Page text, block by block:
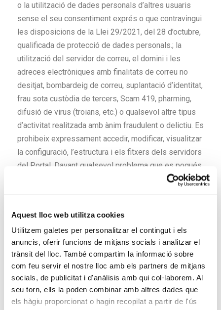
Aquest lloc web utilitza cookies
Utilitzem galetes per personalitzar el contingut i els
anuncis, oferir funcions de mitjans socials i analitzar el
trànsit del lloc. També compartim la informació sobre
com feu servir el nostre lloc amb els partners de mitjans
socials, de publicitat i d'anàlisis amb qui col·laborem. Al
seu torn, ells la poden combinar amb altres dades que
els hàgiu proporcionat o hagin recopilat a partir de l'ús
o la utilització de dades personals d’altres usuaris
sense el seu consentiment exprés o que contravingui
les disposicions de la Llei 29/2021, del 28 d’octubre,
qualificada de protecció de dades personals.; la
utilització del servidor de correu, el domini i les
adreces electròniques amb finalitats de correu no
desitjat, bombardeig de correu, suplantació d’identitat,
frau sota custòdia de tercers, Scam 419, pharming,
difusió de virus (troians, etc.) o qualsevol altre tipus
d’activitat realitzada amb ànim fraudulent o delictiu. Es
prohibeix expressament accedir, modificar, visualitzar
la configuració, l’estructura i els fitxers dels servidors
del Portal. Davant qualsevol problema que es pogués
produir als servidors i sistemes de seguretat del
Portal com a conseqüència directa d’una actuació
responsabilitat civil i penal que correspongui. L’usuari
respectarà els estàndards tècnics disposats pel Portal
en l’administració i el desenvolupament dels productes
utilitzats de manera que no es produeixi un ús abusiu
que retardi els servidors i perjudiqui la prestació dels
productes o drets d’altres usuaris.